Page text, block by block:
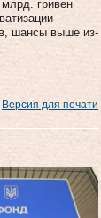
гривен
шансы выше из-
Версия для печати